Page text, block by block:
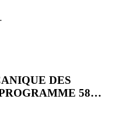
DES
58…